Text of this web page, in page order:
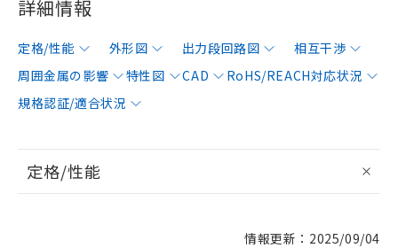
詳細情報
定格/性能 外形図 出力段回路図
相互干渉
周囲金属の影響
特性図 CAD
RoHS/REACH対応状況
規格認証/適合状況
定格/性能
情報更新：2025/09/04